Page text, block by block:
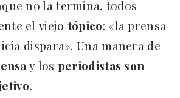
no la termina, todos
el viejo tópico: «la prensa
dispara». Una manera de
y los periodistas son
.